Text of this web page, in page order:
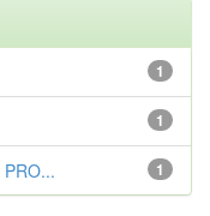
1
1
1
PRO...